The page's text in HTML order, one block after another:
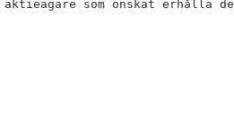
som önskat erhålla